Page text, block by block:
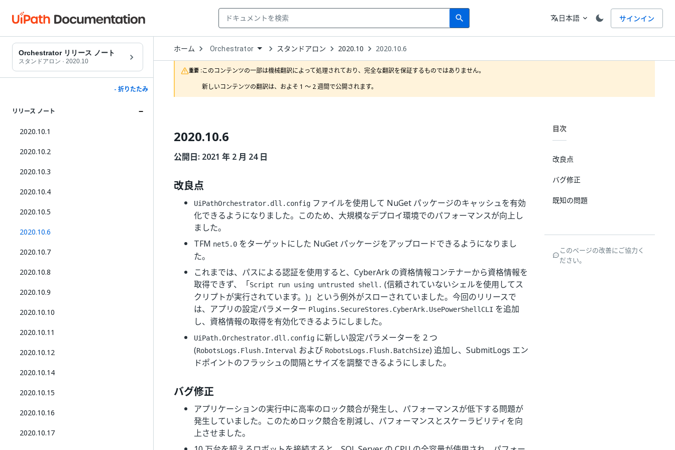
search
Search 言語
translate日本語 expand_more サインイン
Orchestrator リリース ノート
スタンドアロン · 2020.10
- 折りたたみ
リリース ノート
2020.10.1
2020.10.2
2020.10.3
2020.10.4
2020.10.5
2020.10.6
2020.10.7
2020.10.8
2020.10.9
2020.10.10
2020.10.11
2020.10.12
2020.10.14
2020.10.15
2020.10.16
2020.10.17
ホーム Open
Dropdown
to
choose
product
Orchestrator スタンドアロン 2020.10 2020.10.6
重要 :このコンテンツの一部は機械翻訳によって処理されており、完全な翻訳を保証するものではありません。
新しいコンテンツの翻訳は、およそ 1 ～ 2 週間で公開されます。
2020.10.6
公開日: 2021 年 2 月 24 日
改良点
UiPathOrchestrator.dll.config ファイルを使用して NuGet パッケージのキャッシュを有効
化できるようになりました。このため、大規模なデプロイ環境でのパフォーマンスが向上し
ました。
TFM net5.0 をターゲットにした NuGet パッケージをアップロードできるようになりまし
た。
これまでは、パスによる認証を使用すると、CyberArk の資格情報コンテナーから資格情報を
取得できず、「Script run using untrusted shell. (信頼されていないシェルを使用してス
クリプトが実行されています。)」という例外がスローされていました。今回のリリースで
は、アプリの設定パラメーター Plugins.SecureStores.CyberArk.UsePowerShellCLI を追加
し、資格情報の取得を有効化できるようにしました。
UiPath.Orchestrator.dll.config に新しい設定パラメーターを 2 つ
(RobotsLogs.Flush.Interval および RobotsLogs.Flush.BatchSize) 追加し、SubmitLogs エン
ドポイントのフラッシュの間隔とサイズを調整できるようにしました。
バグ修正
アプリケーションの実行中に高率のロック競合が発生し、パフォーマンスが低下する問題が
発生していました。このためロック競合を削減し、パフォーマンスとスケーラビリティを向
上させました。
目次
改良点
バグ修正
既知の問題
このページの改善にご協力く
ださい。